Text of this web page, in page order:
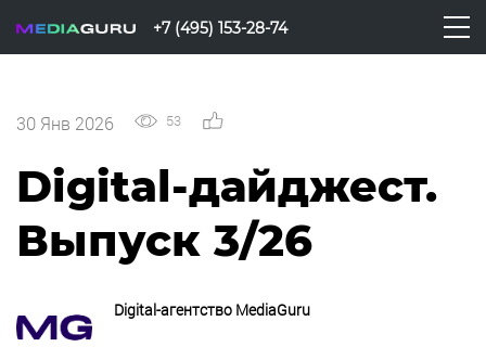
+7 (495) 153-28-74
30 Янв 2026 53
Digital-дайджест.
Выпуск 3/26
Digital-агентство MediaGuru